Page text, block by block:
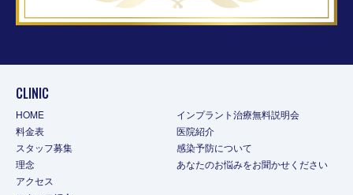
CLINIC
HOME
料金表
スタッフ募集
理念
アクセス
インプラント治療無料説明会
医院紹介
感染予防について
あなたのお悩みをお聞かせください